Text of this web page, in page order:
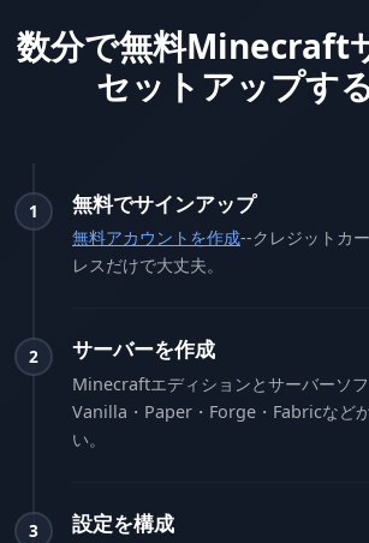
数分で無料Minecraft
セットアップす
1 無料でサインアップ
無料アカウントを作成--クレジットカ
レスだけで大丈夫。
2 サーバーを作成
Minecraftエディションとサーバーソ
Vanilla・Paper・Forge・Fabricなど
い。
3 設定を構成